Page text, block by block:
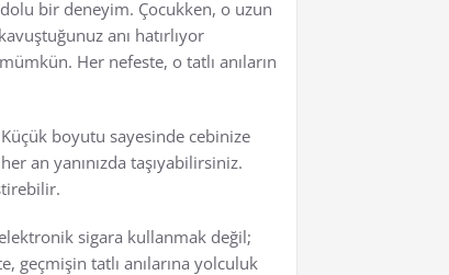
bir deneyim. Çocukken, o uzun
anı hatırlıyor
Her nefeste, o tatlı anıların
boyutu sayesinde cebinize
an yanınızda taşıyabilirsiniz.
sigara kullanmak değil;
geçmişin tatlı anılarına yolculuk